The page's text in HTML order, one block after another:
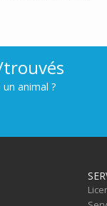
animal ?